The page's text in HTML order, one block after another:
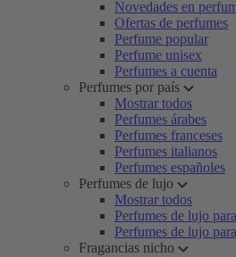
Novedades en
Ofertas de perfumes
Perfume popular
Perfume unisex
Perfumes a cuenta
Perfumes por país
Mostrar todos
Perfumes árabes
Perfumes franceses
Perfumes italianos
Perfumes españoles
Perfumes de lujo
Mostrar todos
Perfumes de lujo
Perfumes de lujo
Fragancias nicho